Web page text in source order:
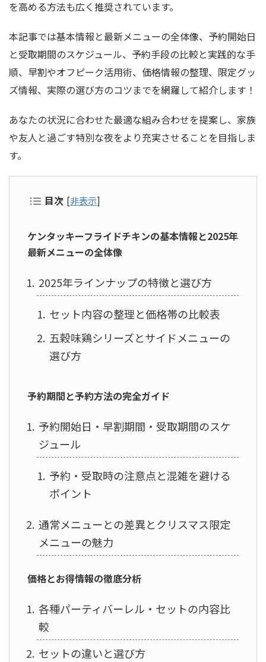
を高める方法も広く推奨されています。
本記事では基本情報と最新メニューの全体像、予約開始日
と受取期間のスケジュール、予約手段の比較と実践的な手
順、早割やオフピーク活用術、価格情報の整理、限定グッ
ズ情報、実際の選び方のコツまでを網羅して紹介します！
あなたの状況に合わせた最適な組み合わせを提案し、家族
や友人と過ごす特別な夜をより充実させることを目指しま
す。
目次 [非表示]
ケンタッキーフライドチキンの基本情報と2025年
最新メニューの全体像
2025年ラインナップの特徴と選び方
セット内容の整理と価格帯の比較表
五穀味鶏シリーズとサイドメニューの
選び方
予約期間と予約方法の完全ガイド
予約開始日・早割期間・受取期間のスケ
ジュール
予約・受取時の注意点と混雑を避ける
ポイント
通常メニューとの差異とクリスマス限定
メニューの魅力
価格とお得情報の徹底分析
各種パーティバーレル・セットの内容比
較
セットの違いと選び方